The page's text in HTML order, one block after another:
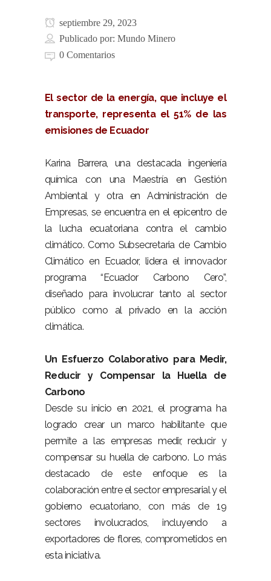
septiembre 29, 2023
Publicado por: Mundo Minero
0 Comentarios
El sector de la energía, que incluye el
transporte, representa el 51% de las
emisiones de Ecuador
Karina Barrera, una destacada ingeniería
química con una Maestría en Gestión
Ambiental y otra en Administración de
Empresas, se encuentra en el epicentro de
la lucha ecuatoriana contra el cambio
climático. Como Subsecretaria de Cambio
Climático en Ecuador, lidera el innovador
programa “Ecuador Carbono Cero”,
diseñado para involucrar tanto al sector
público como al privado en la acción
climática.
Un Esfuerzo Colaborativo para Medir,
Reducir y Compensar la Huella de
Carbono
Desde su inicio en 2021, el programa ha
logrado crear un marco habilitante que
permite a las empresas medir, reducir y
compensar su huella de carbono. Lo más
destacado de este enfoque es la
colaboración entre el sector empresarial y el
gobierno ecuatoriano, con más de 19
sectores involucrados, incluyendo a
exportadores de flores, comprometidos en
esta iniciativa.